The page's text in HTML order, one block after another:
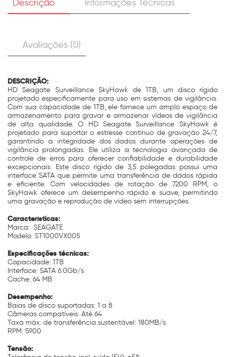
Descrição Informações Técnicas
Avaliações (0)
DESCRIÇÃO:
HD Seagate Surveillance SkyHawk de 1TB, um disco rígido
projetado especificamente para uso em sistemas de vigilância.
Com sua capacidade de 1TB, ele fornece um amplo espaço de
armazenamento para gravar e armazenar vídeos de vigilância
de alta qualidade. O HD Seagate Surveillance SkyHawk é
projetado para suportar o estresse contínuo de gravação 24/7,
garantindo a integridade dos dados durante operações de
vigilância prolongadas. Ele utiliza a tecnologia avançada de
controle de erros para oferecer confiabilidade e durabilidade
excepcionais. Este disco rígido de 3,5 polegadas possui uma
interface SATA que permite uma transferência de dados rápida
e eficiente. Com velocidades de rotação de 7200 RPM, o
SkyHawk oferece um desempenho rápido e suave, permitindo
uma gravação e reprodução de vídeo sem interrupções.
Características:
Marca: SEAGATE
Modelo: ST1000VX005
Especificações técnicas:
Capacidade: 1TB
Interface: SATA 6.0Gb/s
Cache: 64 MB
Desempenho:
Baias de disco suportadas: 1 a 8
Câmeras compatíveis: Até 64
Taxa máx. de transferência sustentável: 180MB/s
RPM: 5900
Tensão: